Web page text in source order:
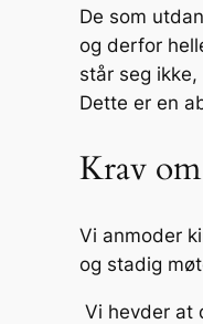
De som
og derfor
står seg
Dette er en
Krav
Vi anmoder
og stadig
Vi hevder at